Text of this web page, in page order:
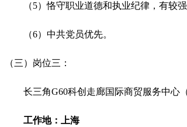
（5）恪守职业道德和执业纪律，有较
（6）中共党员优先。
（三）岗位三 ：
长三角G60科创走廊国际商贸服务中心（
工作地：上海